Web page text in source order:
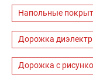
Напольные
Дорожка
Дорожка с